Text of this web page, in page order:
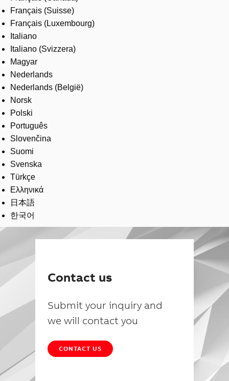
Français (Suisse)
Français (Luxembourg)
Italiano
Italiano (Svizzera)
Magyar
Nederlands
Nederlands (België)
Norsk
Polski
Português
Slovenčina
Suomi
Svenska
Türkçe
Ελληνικά
日本語
한국어
Contact us
Submit your inquiry and
we will contact you
CONTACT US